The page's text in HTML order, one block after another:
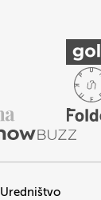
Uredništvo